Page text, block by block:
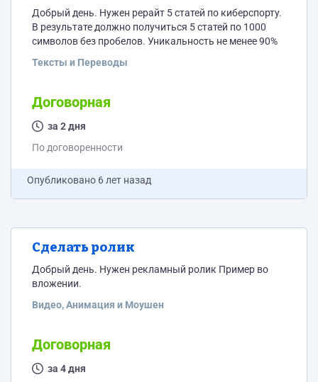
Добрый день. Нужен рерайт 5 статей по киберспорту.
В результате должно получиться 5 статей по 1000
символов без пробелов. Уникальность не менее 90%
Тексты и Переводы
Договорная
за 2 дня
По договоренности
Опубликовано 6 лет назад
Сделать ролик
Добрый день. Нужен рекламный ролик Пример во
вложении.
Видео, Анимация и Моушен
Договорная
за 4 дня